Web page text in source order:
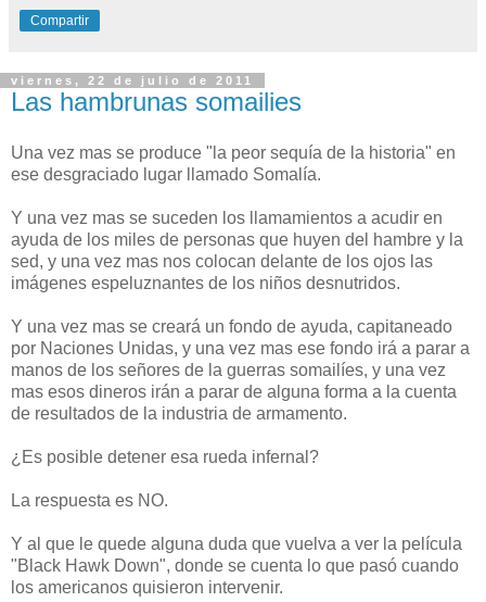
Compartir
viernes, 22 de julio de 2011
Las hambrunas somailies
Una vez mas se produce "la peor sequía de la historia" en
ese desgraciado lugar llamado Somalía.
Y una vez mas se suceden los llamamientos a acudir en
ayuda de los miles de personas que huyen del hambre y la
sed, y una vez mas nos colocan delante de los ojos las
imágenes espeluznantes de los niños desnutridos.
Y una vez mas se creará un fondo de ayuda, capitaneado
por Naciones Unidas, y una vez mas ese fondo irá a parar a
manos de los señores de la guerras somailíes, y una vez
mas esos dineros irán a parar de alguna forma a la cuenta
de resultados de la industria de armamento.
¿Es posible detener esa rueda infernal?
La respuesta es NO.
Y al que le quede alguna duda que vuelva a ver la película
"Black Hawk Down", donde se cuenta lo que pasó cuando
los americanos quisieron intervenir.